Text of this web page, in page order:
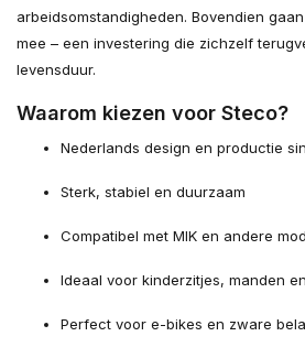
arbeidsomstandigheden. Bovendien
mee – een investering die zichzelf
levensduur.
Waarom kiezen voor Steco?
Nederlands design en productie
Sterk, stabiel en duurzaam
Compatibel met MIK en andere
Ideaal voor kinderzitjes, manden
Perfect voor e-bikes en zware